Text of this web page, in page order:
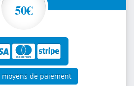
50€
moyens de paiement